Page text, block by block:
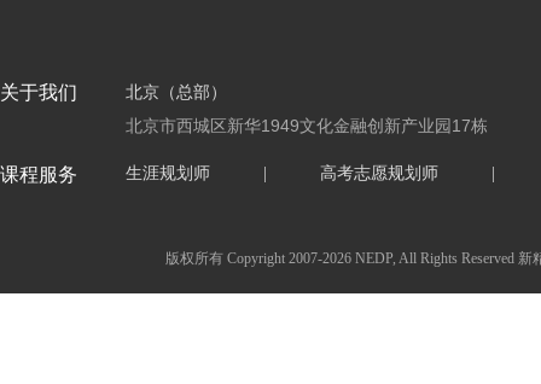
关于我们
北京（总部）
北京市西城区新华1949文化金融创新产业园17栋
课程服务 生涯规划师 | 高考志愿规划师 |
版权所有 Copyright 2007-2026 NEDP, All Rights